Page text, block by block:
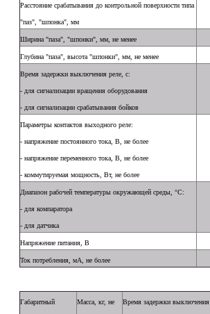
Расстояние срабатывания до контрольной поверхности типа
"паз", "шпонка", мм
Ширина "паза", "шпонки", мм, не менее
Глубина "паза", высота "шпонки", мм, не менее
Время задержки выключения реле, с:
- для сигнализации вращения оборудования
- для сигнализации срабатывания бойков
Параметры контактов выходного реле:
- напряжение постоянного тока, В, не более
- напряжение переменного тока, В, не более
- коммутируемая мощность, Вт, не более
Диапазон рабочей температуры окружающей среды, °С:
- для компаратора
- для датчика
Напряжение питания, В
Ток потребления, мА, не более
Габаритный Масса, кг, не Время задержки выключения